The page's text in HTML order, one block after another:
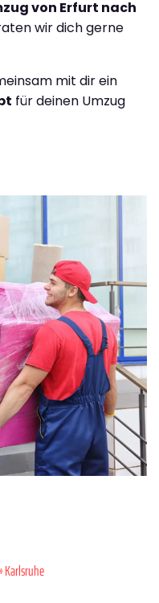
von Erfurt nach
wir dich gerne
mit dir ein
für deinen Umzug
» Karlsruhe